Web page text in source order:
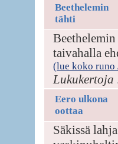
Beethelemin
tähti
taivahalla
(lue koko
Lukukertoja
Eero ulkona
oottaa
Säkissä